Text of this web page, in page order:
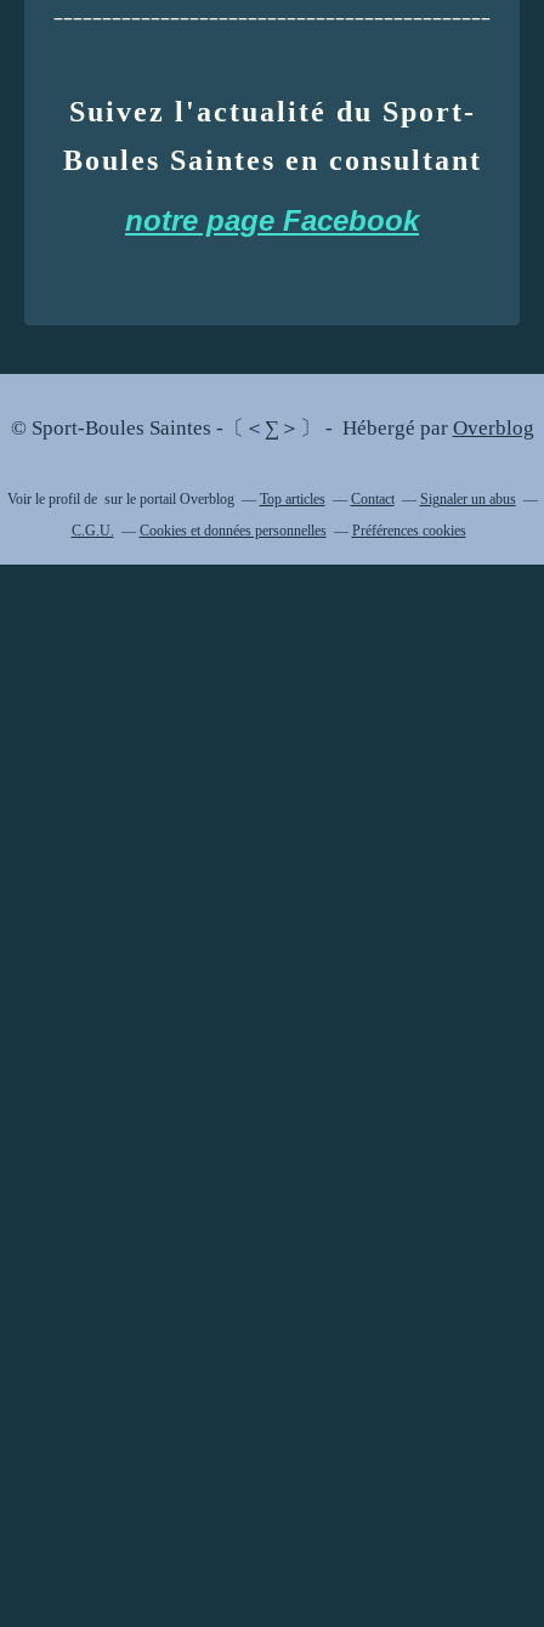
Suivez l'actualité du Sport-
Boules Saintes en consultant
notre page Facebook
© Sport-Boules Saintes -〔＜∑＞〕 - Hébergé par Overblog
Voir le profil de sur le portail Overblog Top articles Contact
Signaler un abus
C.G.U.
Cookies et données personnelles Préférences cookies